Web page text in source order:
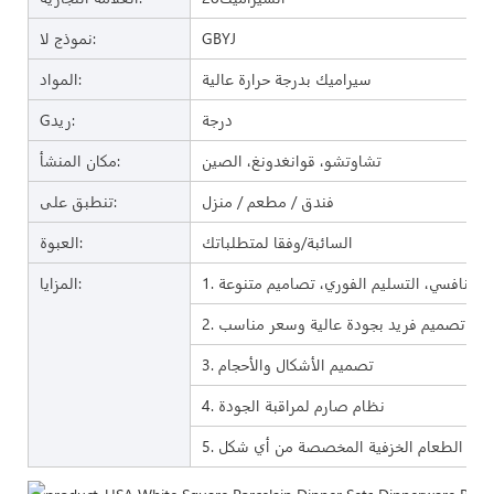
نموذج لا:
GBYJ
المواد:
سيراميك بدرجة حرارة عالية
Gريد:
درجة
مكان المنشأ:
تشاوتشو، قوانغدونغ، الصين
تنطبق على:
فندق / مطعم / منزل
العبوة:
السائبة/وفقا لمتطلباتك
المزايا:
2. تصميم فريد بجودة عالية وسعر مناسب
3. تصميم الأشكال والأحجام
4. نظام صارم لمراقبة الجودة
الطعام الخزفية المخصصة من أي شكل